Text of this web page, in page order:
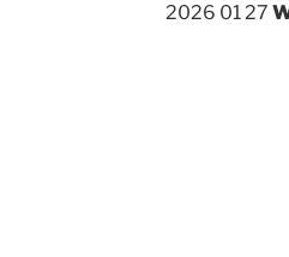
2026 01 27